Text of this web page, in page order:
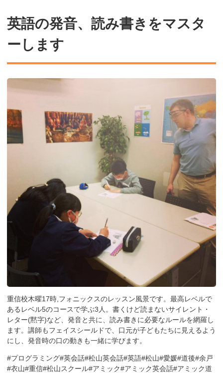
英語の発音、読み書きをマスタ
ーします
重信校木曜17時,フォニックスのレッスン風景です。最高レベルで
あるレベル5のコースで学ぶ3人。書くけど読まないサイレント・
レター(黙字)など、発音と共に、読み書きに必要なルールを網羅し
ます。講師もフェイスシールドで、口元が子どもたちに見えるよう
にし、発音時の口の動きも一緒に学びます。
#プログラミング#英会話#松山英会話#英語#松山#愛媛#道後#余戸
#衣山#重信#松山スクール#アミック#アミック英会話#アミック道